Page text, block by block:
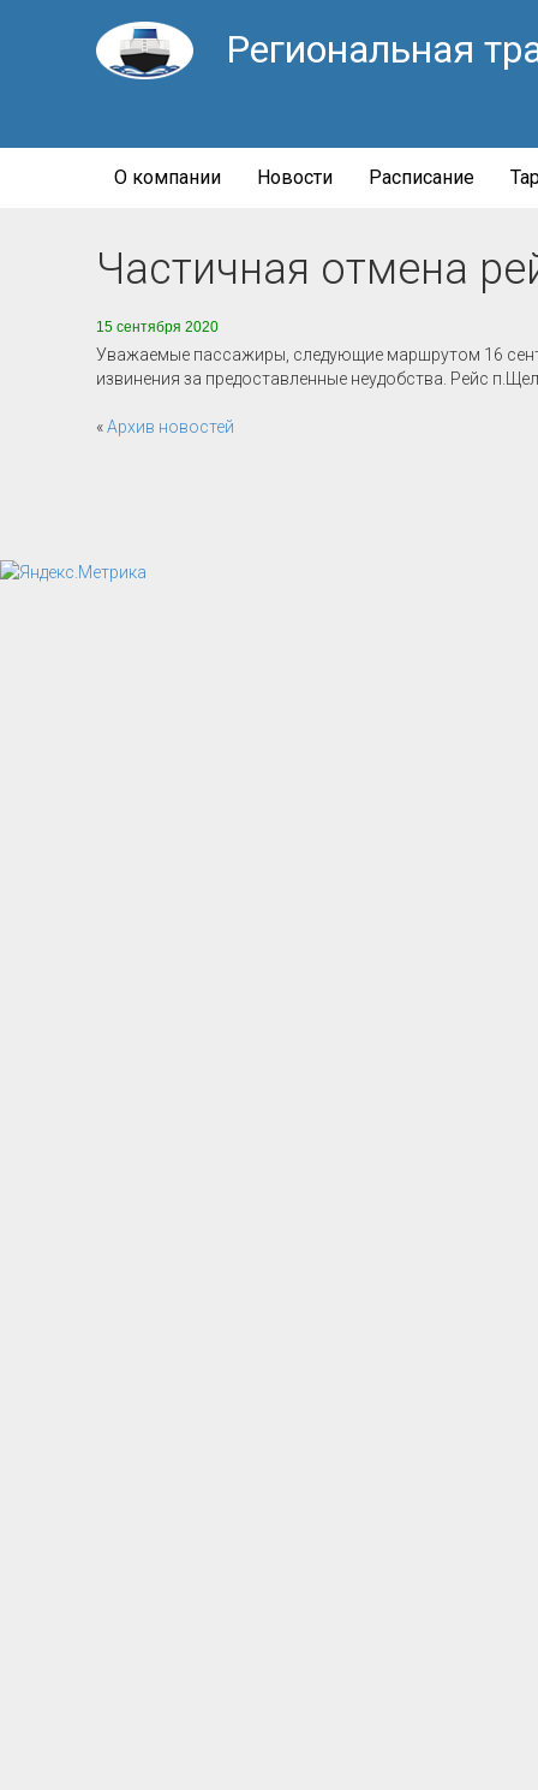
Региональная
О компании Новости Расписание
Частичная отмена
15 сентября 2020
Уважаемые пассажиры, следующие маршрутом 16
извинения за предоставленные неудобства. Рейс
«Архив новостей